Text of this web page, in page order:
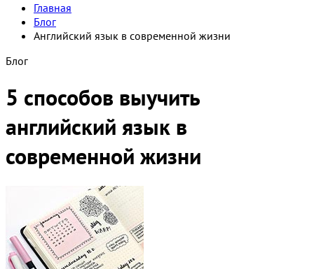
Главная
Блог
Английский язык в современной жизни
Блог
5 способов выучить
английский язык в
современной жизни